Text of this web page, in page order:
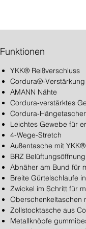
Funktionen
YKK® Reißverschluss
Cordura®-Verstärkung
AMANN Nähte
Cordura-verstärktes
Cordura-
Leichtes Gewebe für
4-Wege-Stretch
Außentasche mit
BRZ
Abnäher am Bund für
Breite Gürtelschlaufe
Zwickel im Schritt für
Oberschenkeltaschen
Zollstocktasche aus
Metallknöpfe